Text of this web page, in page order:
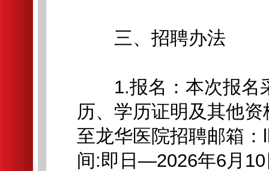
三、招聘办法
1.报名：本次报名
历、学历证明及其他
至龙华医院招聘邮箱
间:即日—2026年6月10